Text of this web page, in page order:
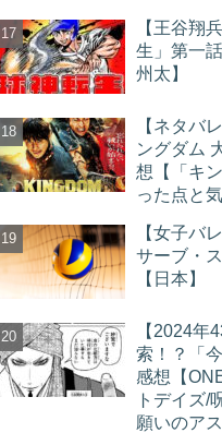
【王谷翔
生」第一
州太】
【ネタバ
ングダム
想【「キ
った点と
【女子バ
サーブ・
【日本】
【2024年
索！？「
感想【
トデイズ/
願いのア